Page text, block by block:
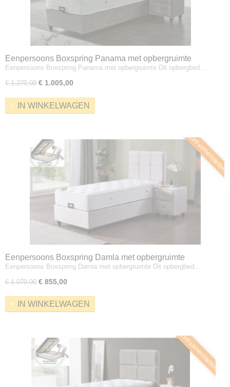
Eenpersoons Boxspring Panama met opbergruimte
Eenpersoons Boxspring Panama met opbergruimte Dit opbergbed…
€ 1.270,00 € 1.005,00
IN WINKELWAGEN
Zelf samenstellen
Eenpersoons Boxspring Damla met opbergruimte
Eenpersoons Boxspring Damla met opbergruimte Dit opbergbed…
€ 1.070,00 € 855,00
IN WINKELWAGEN
Zelf samenstellen